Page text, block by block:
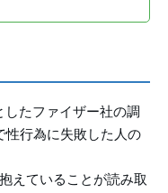
したファイザー社の調
行為に失敗した人の
えていることが読み取